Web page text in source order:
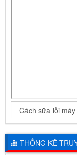
THỐNG KÊ